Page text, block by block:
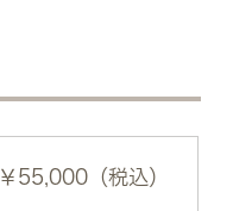
￥55,000（税込）